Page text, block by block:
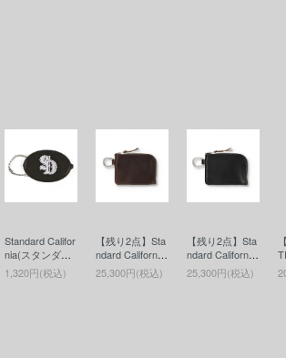
Standard Califor
nia(スタンダー
ドカリフォルニ
ア) SD Coin Ca
1,320円(税込)
【残り2点】Sta
ndard California
(スタンダード
カリフォルニ
25,300円(税込)
【残り2点】Sta
ndard California
(スタンダード
カリフォルニ
25,300円(税込)